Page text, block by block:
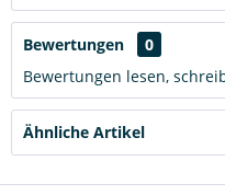
Bewertungen
0
Bewertungen lesen,
Ähnliche Artikel